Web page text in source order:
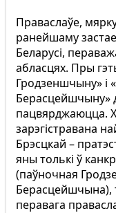
Праваслаўе,
ранейшаму
Беларусі,
абласцях. Пры
Гродзеншчыну» і
Берасцейшчыну»
пацвярджаюцца.
зарэгістравана
Брэсцкай –
яны толькі ў
(паўночная
Берасцейшчына),
перавага